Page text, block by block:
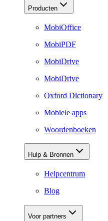
Producten
MobiOffice
MobiPDF
MobiDrive
MobiDrive
Oxford Dictionary
Mobiele apps
Woordenboeken
Hulp & Bronnen
Helpcentrum
Blog
Voor partners